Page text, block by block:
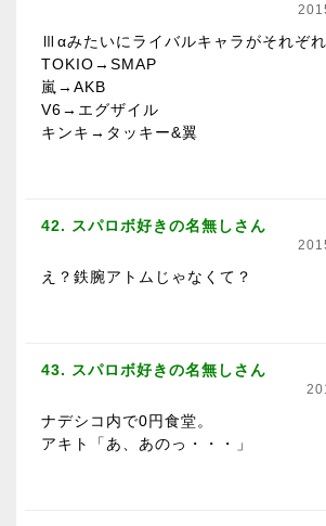
Ⅲαみたいにライバルキャラがそれぞ
TOKIO→SMAP
嵐→AKB
V6→エグザイル
キンキ→タッキー&翼
42. スパロボ好きの名無しさん
え？鉄腕アトムじゃなくて？
43. スパロボ好きの名無しさん
ナデシコ内で0円食堂。
アキト「あ、あのっ・・・」